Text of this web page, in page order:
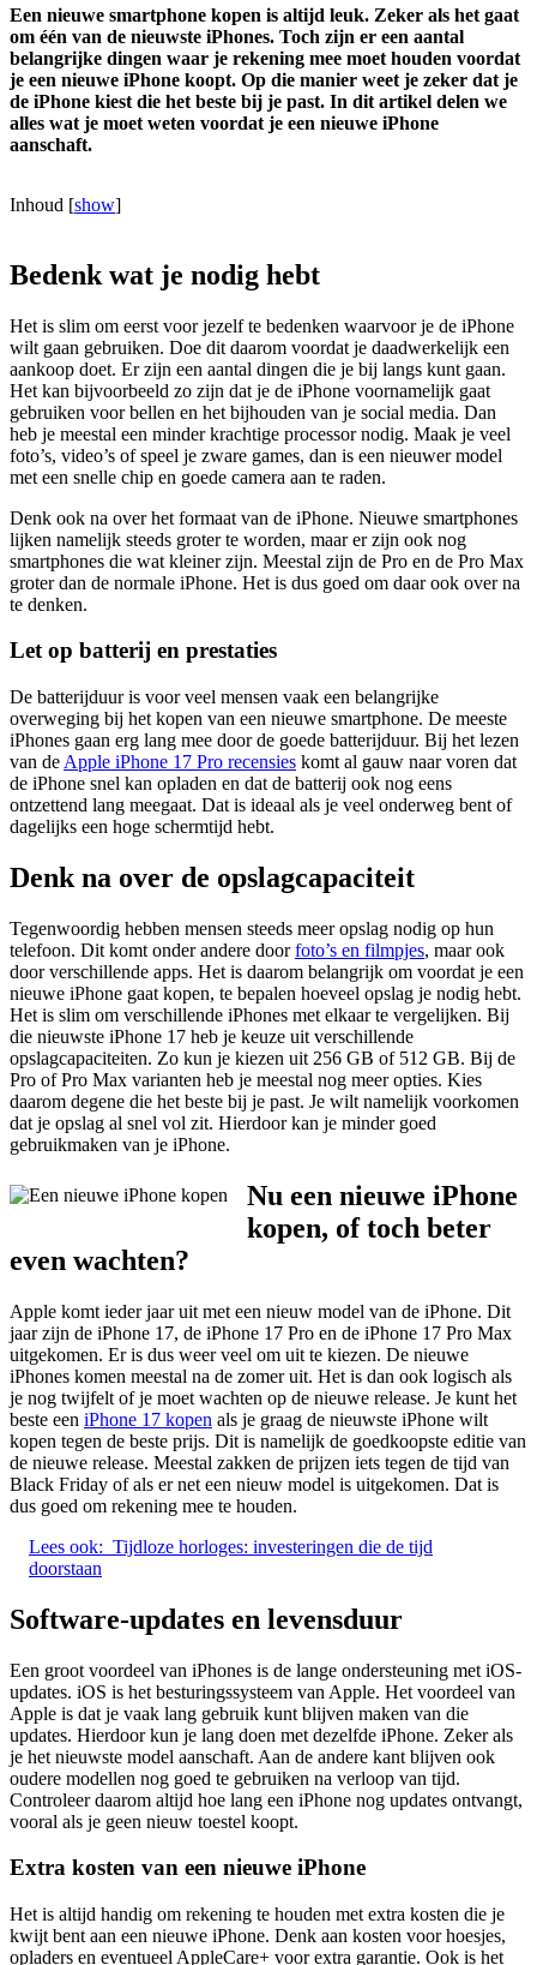
Een nieuwe smartphone kopen is altijd leuk. Zeker als het gaat
om één van de nieuwste iPhones. Toch zijn er een aantal
belangrijke dingen waar je rekening mee moet houden voordat
je een nieuwe iPhone koopt. Op die manier weet je zeker dat je
de iPhone kiest die het beste bij je past. In dit artikel delen we
alles wat je moet weten voordat je een nieuwe iPhone
aanschaft.
Inhoud [show]
Bedenk wat je nodig hebt
Het is slim om eerst voor jezelf te bedenken waarvoor je de iPhone
wilt gaan gebruiken. Doe dit daarom voordat je daadwerkelijk een
aankoop doet. Er zijn een aantal dingen die je bij langs kunt gaan.
Het kan bijvoorbeeld zo zijn dat je de iPhone voornamelijk gaat
gebruiken voor bellen en het bijhouden van je social media. Dan
heb je meestal een minder krachtige processor nodig. Maak je veel
foto’s, video’s of speel je zware games, dan is een nieuwer model
met een snelle chip en goede camera aan te raden.
Denk ook na over het formaat van de iPhone. Nieuwe smartphones
lijken namelijk steeds groter te worden, maar er zijn ook nog
smartphones die wat kleiner zijn. Meestal zijn de Pro en de Pro Max
groter dan de normale iPhone. Het is dus goed om daar ook over na
te denken.
Let op batterij en prestaties
De batterijduur is voor veel mensen vaak een belangrijke
overweging bij het kopen van een nieuwe smartphone. De meeste
iPhones gaan erg lang mee door de goede batterijduur. Bij het lezen
van de Apple iPhone 17 Pro recensies komt al gauw naar voren dat
de iPhone snel kan opladen en dat de batterij ook nog eens
ontzettend lang meegaat. Dat is ideaal als je veel onderweg bent of
dagelijks een hoge schermtijd hebt.
Denk na over de opslagcapaciteit
Tegenwoordig hebben mensen steeds meer opslag nodig op hun
telefoon. Dit komt onder andere doorfoto’s en filmpjes, maar ook
door verschillende apps. Het is daarom belangrijk om voordat je een
nieuwe iPhone gaat kopen, te bepalen hoeveel opslag je nodig hebt.
Het is slim om verschillende iPhones met elkaar te vergelijken. Bij
die nieuwste iPhone 17 heb je keuze uit verschillende
opslagcapaciteiten. Zo kun je kiezen uit 256 GB of 512 GB. Bij de
Pro of Pro Max varianten heb je meestal nog meer opties. Kies
daarom degene die het beste bij je past. Je wilt namelijk voorkomen
dat je opslag al snel vol zit. Hierdoor kan je minder goed
gebruikmaken van je iPhone.
Nu een nieuwe iPhone
kopen, of toch beter
even wachten?
Apple komt ieder jaar uit met een nieuw model van de iPhone. Dit
jaar zijn de iPhone 17, de iPhone 17 Pro en de iPhone 17 Pro Max
uitgekomen. Er is dus weer veel om uit te kiezen. De nieuwe
iPhones komen meestal na de zomer uit. Het is dan ook logisch als
je nog twijfelt of je moet wachten op de nieuwe release. Je kunt het
beste een iPhone 17 kopen als je graag de nieuwste iPhone wilt
kopen tegen de beste prijs. Dit is namelijk de goedkoopste editie van
de nieuwe release. Meestal zakken de prijzen iets tegen de tijd van
Black Friday of als er net een nieuw model is uitgekomen. Dat is
dus goed om rekening mee te houden.
Lees ook: Tijdloze horloges: investeringen die de tijd
doorstaan
Software-updates en levensduur
Een groot voordeel van iPhones is de lange ondersteuning met iOS-
updates. iOS is het besturingssysteem van Apple. Het voordeel van
Apple is dat je vaak lang gebruik kunt blijven maken van die
updates. Hierdoor kun je lang doen met dezelfde iPhone. Zeker als
je het nieuwste model aanschaft. Aan de andere kant blijven ook
oudere modellen nog goed te gebruiken na verloop van tijd.
Controleer daarom altijd hoe lang een iPhone nog updates ontvangt,
vooral als je geen nieuw toestel koopt.
Extra kosten van een nieuwe iPhone
Het is altijd handig om rekening te houden met extra kosten die je
kwijt bent aan een nieuwe iPhone. Denk aan kosten voor hoesjes,
opladers en eventueel AppleCare+ voor extra garantie. Ook is het